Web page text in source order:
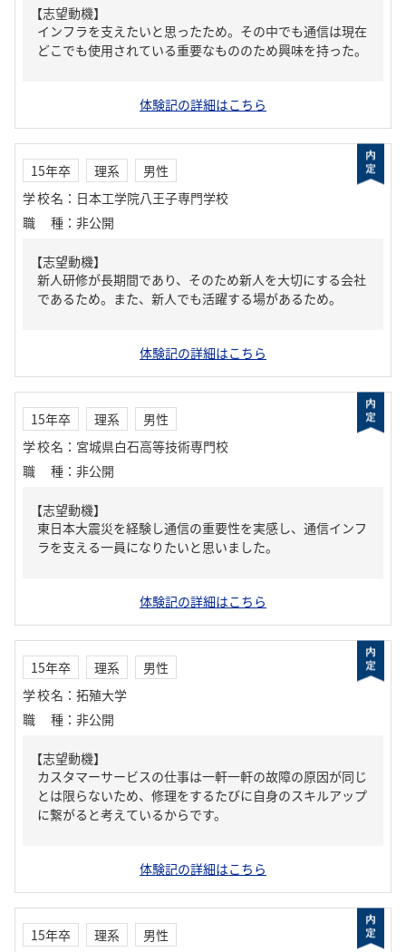
【志望動機】
インフラを支えたいと思ったため。その中でも通信は現在
どこでも使用されている重要なもののため興味を持った。
体験記の詳細はこちら
15年卒 理系
男性
学校名 ： 日本工学院八王子専門学校
職種 ： 非公開
【志望動機】
新人研修が長期間であり、そのため新人を大切にする会社
であるため。また、新人でも活躍する場があるため。
体験記の詳細はこちら
15年卒 理系
男性
学校名 ： 宮城県白石高等技術専門校
職種 ： 非公開
【志望動機】
東日本大震災を経験し通信の重要性を実感し、通信インフ
ラを支える一員になりたいと思いました。
体験記の詳細はこちら
15年卒 理系
男性
学校名 ： 拓殖大学
職種 ： 非公開
【志望動機】
カスタマーサービスの仕事は一軒一軒の故障の原因が同じ
とは限らないため、修理をするたびに自身のスキルアップ
に繋がると考えているからです。
体験記の詳細はこちら
15年卒 理系
男性